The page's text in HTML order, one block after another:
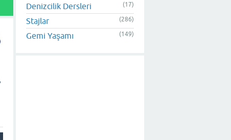
Denizcilik Dersleri (17)
Stajlar (286)
Gemi Yaşamı (149)